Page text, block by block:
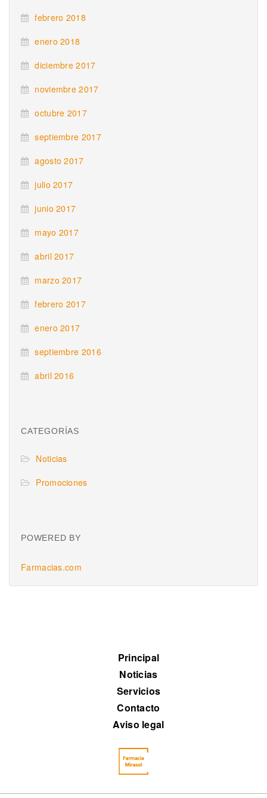
febrero 2018
enero 2018
diciembre 2017
noviembre 2017
octubre 2017
septiembre 2017
agosto 2017
julio 2017
junio 2017
mayo 2017
abril 2017
marzo 2017
febrero 2017
enero 2017
septiembre 2016
abril 2016
CATEGORÍAS
Noticias
Promociones
POWERED BY
Farmacias.com
Principal
Noticias
Servicios
Contacto
Aviso legal